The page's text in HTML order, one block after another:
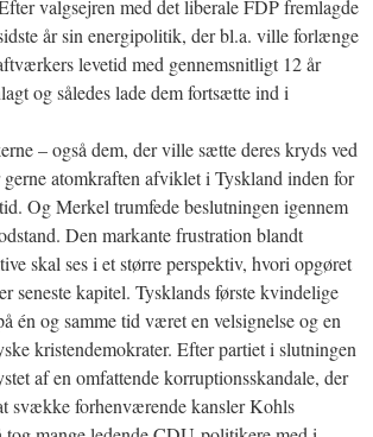
valgsejren med det liberale FDP fremlagde
år sin energipolitik, der bl.a. ville forlænge
levetid med gennemsnitligt 12 år
og således lade dem fortsætte ind i
– også dem, der ville sætte deres kryds ved
atomkraften afviklet i Tyskland inden for
Og Merkel trumfede beslutningen igennem
Den markante frustration blandt
skal ses i et større perspektiv, hvori opgøret
seneste kapitel. Tysklands første kvindelige
én og samme tid været en velsignelse og en
kristendemokrater. Efter partiet i slutningen
af en omfattende korruptionsskandale, der
svække forhenværende kansler Kohls